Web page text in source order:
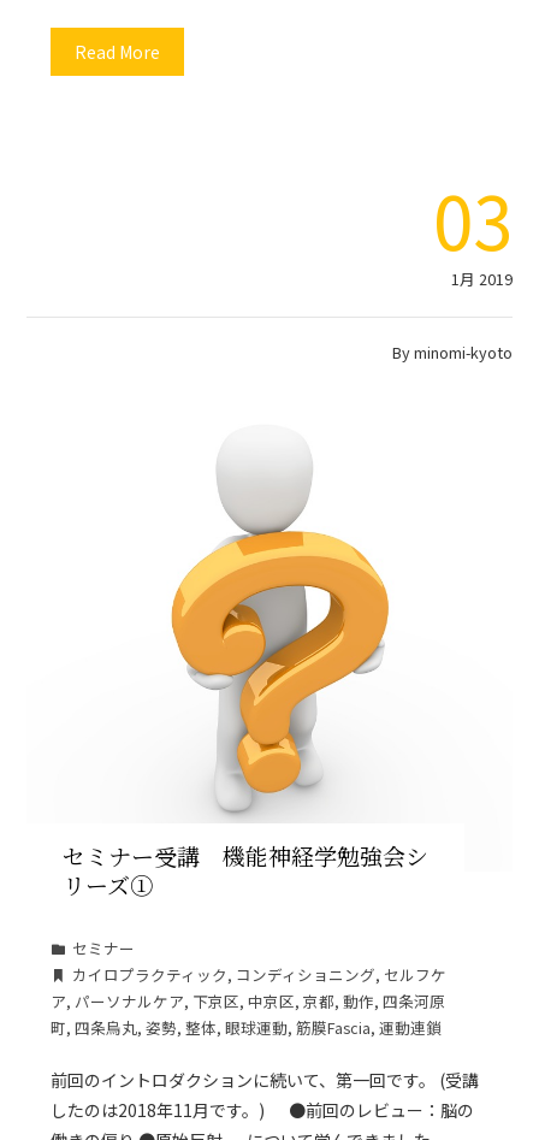
Read More
03
1月 2019
Byminomi-kyoto
セミナー受講 機能神経学勉強会シ
リーズ①
セミナー
カイロプラクティック, コンディショニング, セルフケ
ア, パーソナルケア, 下京区,中京区,京都,動作,四条河原
町,四条烏丸,姿勢,整体,眼球運動,筋膜Fascia,運動連鎖
前回のイントロダクションに続いて、第一回です。 (受講
したのは2018年11月です。) ●前回のレビュー：脳の